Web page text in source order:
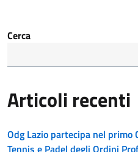
Cerca
Articoli recenti
Odg Lazio partecipa nel primo
Tennis e Padel degli Ordini